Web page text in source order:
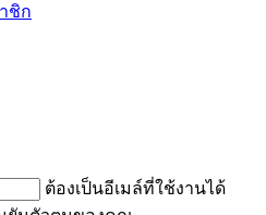
ชิก
ต้องเป็นอีเมล์ที่ใช้งานได้